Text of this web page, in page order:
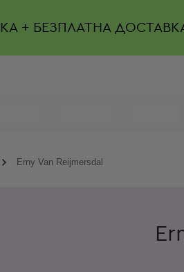
+ БЕЗПЛАТНА
Erny Van Reijmersdal